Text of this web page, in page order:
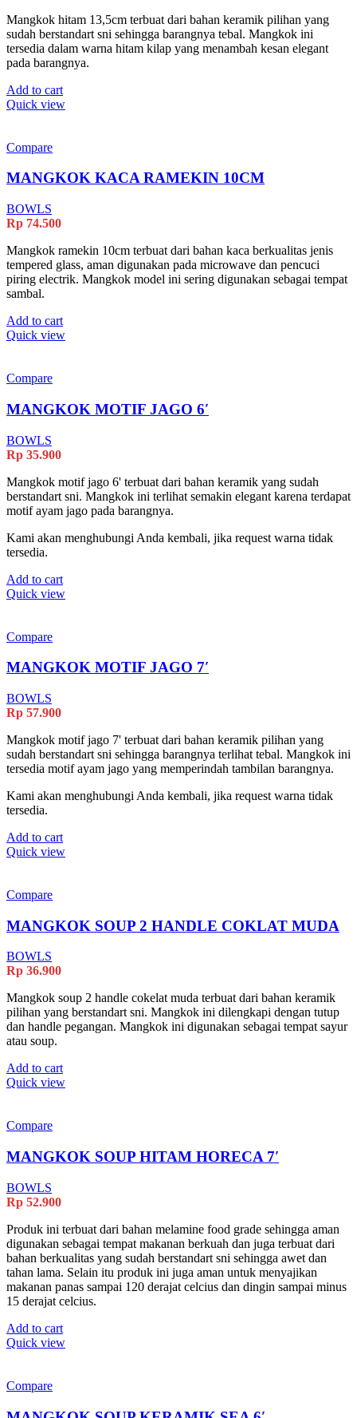
Mangkok hitam 13,5cm terbuat dari bahan keramik pilihan yang
sudah berstandart sni sehingga barangnya tebal. Mangkok ini
tersedia dalam warna hitam kilap yang menambah kesan elegant
pada barangnya.
Add to cart
Quick view
Compare
MANGKOK KACA RAMEKIN 10CM
BOWLS
Rp 74.500
Mangkok ramekin 10cm terbuat dari bahan kaca berkualitas jenis
tempered glass, aman digunakan pada microwave dan pencuci
piring electrik. Mangkok model ini sering digunakan sebagai tempat
sambal.
Add to cart
Quick view
Compare
MANGKOK MOTIF JAGO 6′
BOWLS
Rp 35.900
Mangkok motif jago 6' terbuat dari bahan keramik yang sudah
berstandart sni. Mangkok ini terlihat semakin elegant karena terdapat
motif ayam jago pada barangnya.
Kami akan menghubungi Anda kembali, jika request warna tidak
tersedia.
Add to cart
Quick view
Compare
MANGKOK MOTIF JAGO 7′
BOWLS
Rp 57.900
Mangkok motif jago 7' terbuat dari bahan keramik pilihan yang
sudah berstandart sni sehingga barangnya terlihat tebal. Mangkok ini
tersedia motif ayam jago yang memperindah tambilan barangnya.
Kami akan menghubungi Anda kembali, jika request warna tidak
tersedia.
Add to cart
Quick view
Compare
MANGKOK SOUP 2 HANDLE COKLAT MUDA
BOWLS
Rp 36.900
Mangkok soup 2 handle cokelat muda terbuat dari bahan keramik
pilihan yang berstandart sni. Mangkok ini dilengkapi dengan tutup
dan handle pegangan. Mangkok ini digunakan sebagai tempat sayur
atau soup.
Add to cart
Quick view
Compare
MANGKOK SOUP HITAM HORECA 7′
BOWLS
Rp 52.900
Produk ini terbuat dari bahan melamine food grade sehingga aman
digunakan sebagai tempat makanan berkuah dan juga terbuat dari
bahan berkualitas yang sudah berstandart sni sehingga awet dan
tahan lama. Selain itu produk ini juga aman untuk menyajikan
makanan panas sampai 120 derajat celcius dan dingin sampai minus
15 derajat celcius.
Add to cart
Quick view
Compare